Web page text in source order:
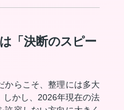
「決断のスピー
からこそ、整理には多大
しかし、2026年現在の法